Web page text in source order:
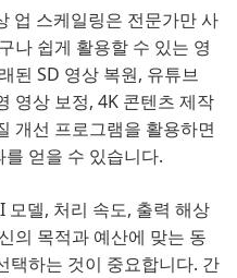
업 스케일링은 전문가만 사
나 쉽게 활용할 수 있는 영
된 SD 영상 복원, 유튜브
영상 보정, 4K 콘텐츠 제작
개선 프로그램을 활용하면
얻을 수 있습니다.
모델, 처리 속도, 출력 해상
의 목적과 예산에 맞는 동
택하는 것이 중요합니다. 간